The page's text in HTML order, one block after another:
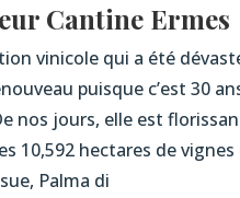
Cantine Ermes
vinicole qui a été
puisque c’est 30
nos jours, elle est
10,592 hectares de vignes
Palma di